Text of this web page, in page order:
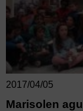
2017/04/05
Marisolen